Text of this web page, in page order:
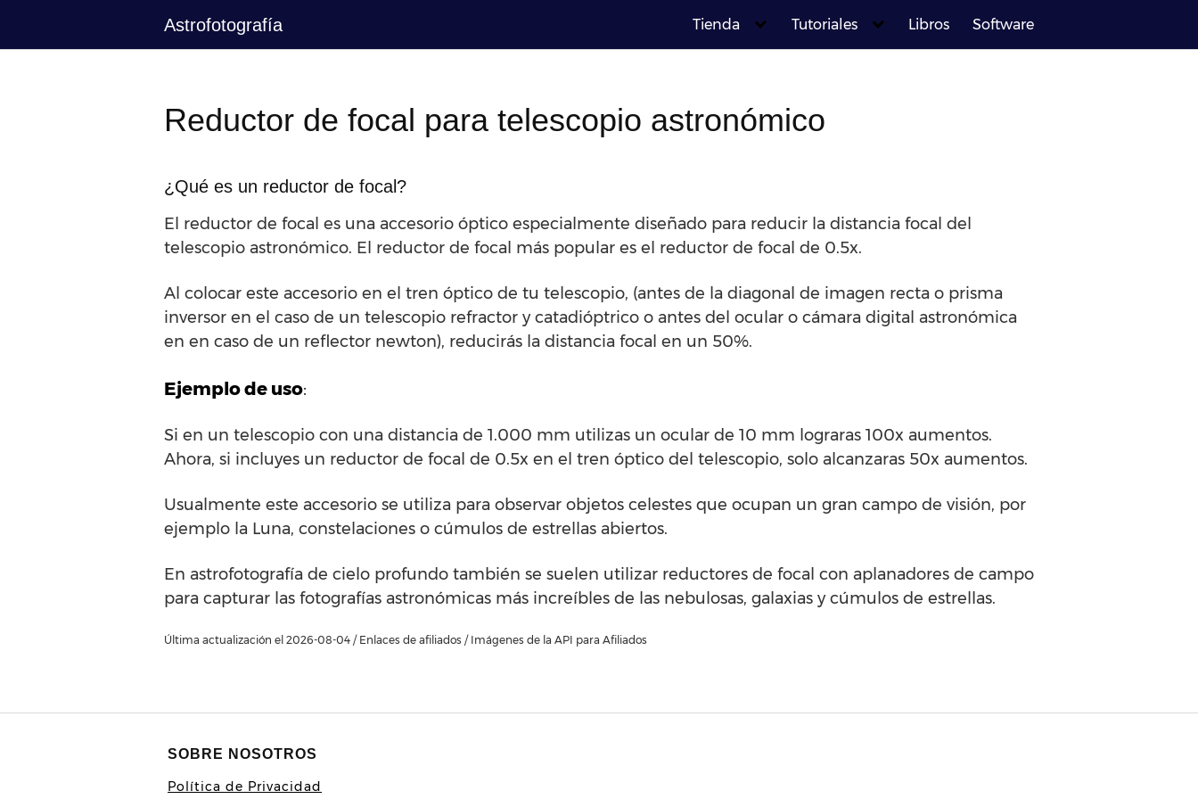
contenido
Astrofotografía Tienda Tutoriales Libros Software
Reductor de focal para telescopio astronómico
¿Qué es un reductor de focal?
El reductor de focal es una accesorio óptico especialmente diseñado para reducir la distancia focal del
telescopio astronómico. El reductor de focal más popular es el reductor de focal de 0.5x.
Al colocar este accesorio en el tren óptico de tu telescopio, (antes de la diagonal de imagen recta o prisma
inversor en el caso de un telescopio refractor y catadióptrico o antes del ocular o cámara digital astronómica
en en caso de un reflector newton), reducirás la distancia focal en un 50%.
Ejemplo de uso:
Si en un telescopio con una distancia de 1.000 mm utilizas un ocular de 10 mm lograras 100x aumentos.
Ahora, si incluyes un reductor de focal de 0.5x en el tren óptico del telescopio, solo alcanzaras 50x aumentos.
Usualmente este accesorio se utiliza para observar objetos celestes que ocupan un gran campo de visión, por
ejemplo la Luna, constelaciones o cúmulos de estrellas abiertos.
En astrofotografía de cielo profundo también se suelen utilizar reductores de focal con aplanadores de campo
para capturar las fotografías astronómicas más increíbles de las nebulosas, galaxias y cúmulos de estrellas.
Última actualización el 2026-08-04 / Enlaces de afiliados / Imágenes de la API para Afiliados
SOBRE NOSOTROS
Política de Privacidad